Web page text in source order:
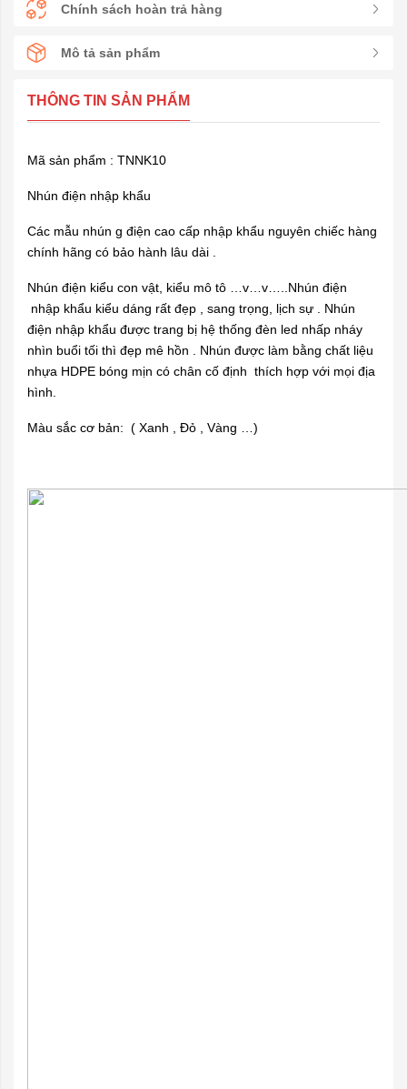
Chính sách hoàn trả hàng
Mô tả sản phẩm
THÔNG TIN SẢN PHẨM
Mã sản phẩm : TNNK10
Nhún điện nhập khẩu
Các mẫu nhún g điện cao cấp nhập khẩu nguyên chiếc hàng
chính hãng có bảo hành lâu dài .
Nhún điện kiểu con vật, kiểu mô tô …v…v…..Nhún điện
nhập khẩu kiểu dáng rất đẹp , sang trọng, lịch sự . Nhún
điện nhập khẩu được trang bị hệ thống đèn led nhấp nháy
nhìn buổi tối thì đẹp mê hồn . Nhún được làm bằng chất liệu
nhựa HDPE bóng mịn có chân cố định thích hợp với mọi địa
hình.
Màu sắc cơ bản: ( Xanh , Đỏ , Vàng …)